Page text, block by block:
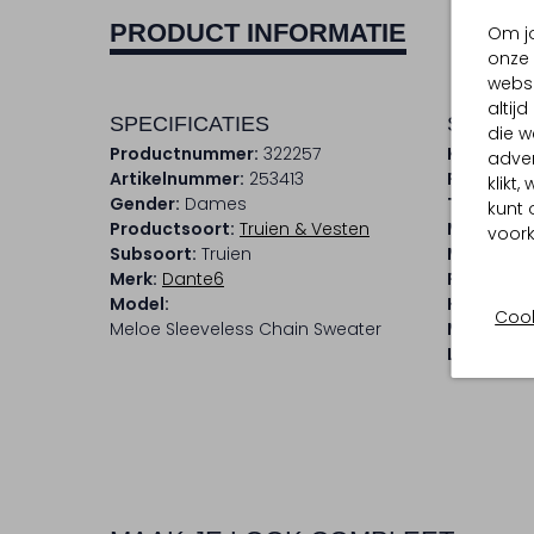
Om
altijd
die
klikt,
kunt
PRODUCT INFORMATIE
SPECIFICATIES
Productnummer: 322257
Artikelnummer: 253413
Gender: Dames
Productsoort: Truien & Vesten
Subsoort: Truien
Merk: Dante6
Model:
Meloe Sleeveless Chain Sweater
Kleur:
Patroon:
Trends:
Pasvorm:
Halslijn:
Lengte: